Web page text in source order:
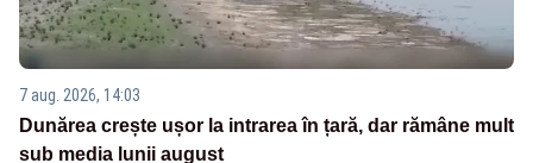
7 aug. 2026, 14:03
Dunărea crește ușor la intrarea în țară, dar rămâne mult
sub media lunii august